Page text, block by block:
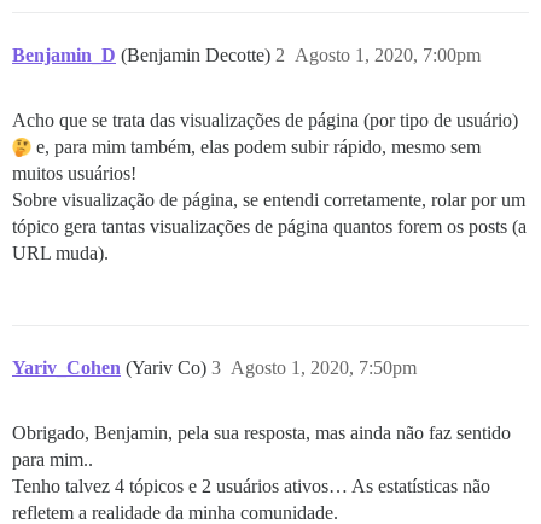
Benjamin_D (Benjamin Decotte) Agosto 1, 2020, 7:00pm
2
Acho que se trata das visualizações de página (por tipo de usuário)
e, para mim também, elas podem subir rápido, mesmo sem
muitos usuários!
Sobre visualização de página, se entendi corretamente, rolar por um
tópico gera tantas visualizações de página quantos forem os posts (a
URL muda).
Yariv_Cohen (Yariv Co) Agosto 1, 2020, 7:50pm
3
Obrigado, Benjamin, pela sua resposta, mas ainda não faz sentido
para mim..
Tenho talvez 4 tópicos e 2 usuários ativos… As estatísticas não
refletem a realidade da minha comunidade.